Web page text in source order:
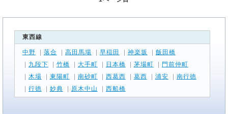
東西線
中野 落合 高田馬場 早稲田 神楽坂
飯田橋
九段下 竹橋 大手町 日本橋 茅場町
門前仲町
木場 東陽町 南砂町 西葛西 葛西 浦安
南行徳
行徳 妙典 原木中山 西船橋